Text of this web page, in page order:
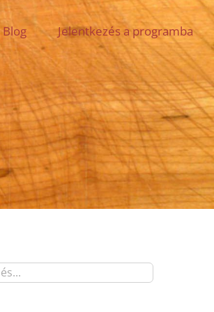
Blog Jelentkezés a programba